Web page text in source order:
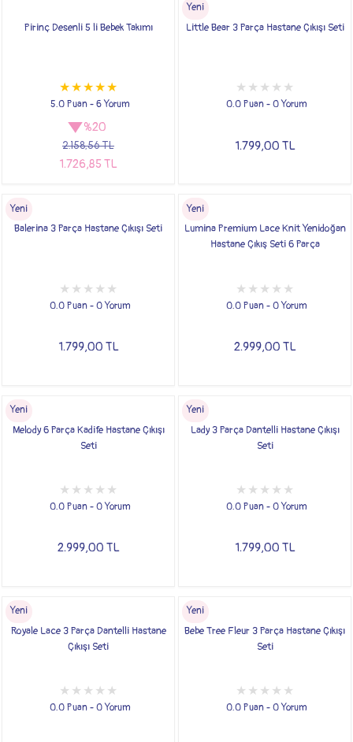
Pirinç Desenli 5 li Bebek Takımı
5.0 Puan - 6 Yorum
%20
2.158,56 TL
1.726,85 TL
Yeni
Little Bear 3 Parça Hastane Çıkışı Seti
0.0 Puan - 0 Yorum
1.799,00 TL
Yeni
Balerina 3 Parça Hastane Çıkışı Seti
0.0 Puan - 0 Yorum
1.799,00 TL
Yeni
Lumina Premium Lace Knit Yenidoğan
Hastane Çıkış Seti 6 Parça
0.0 Puan - 0 Yorum
2.999,00 TL
Yeni
Melody 6 Parça Kadife Hastane Çıkışı
Seti
0.0 Puan - 0 Yorum
2.999,00 TL
Yeni
Lady 3 Parça Dantelli Hastane Çıkışı
Seti
0.0 Puan - 0 Yorum
1.799,00 TL
Yeni
Royale Lace 3 Parça Dantelli Hastane
Çıkışı Seti
0.0 Puan - 0 Yorum
Yeni
Bebe Tree Fleur 3 Parça Hastane Çıkışı
Seti
0.0 Puan - 0 Yorum